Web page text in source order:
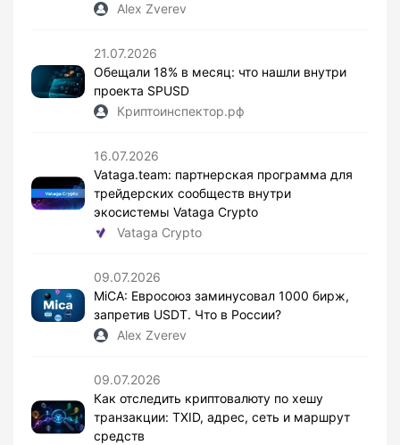
Alex Zverev
21.07.2026
Обещали 18% в месяц: что нашли внутри
проекта SPUSD
Криптоинспектор.рф
16.07.2026
Vataga.team: партнерская программа для
трейдерских сообществ внутри
экосистемы Vataga Crypto
Vataga Crypto
09.07.2026
MiCA: Евросоюз заминусовал 1000 бирж,
запретив USDT. Что в России?
Alex Zverev
09.07.2026
Как отследить криптовалюту по хешу
транзакции: TXID, адрес, сеть и маршрут
средств